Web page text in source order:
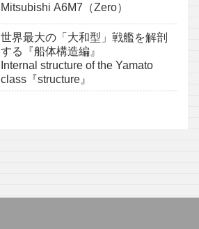
Mitsubishi A6M7（Zero）
世界最大の「大和型」戦艦を解剖
する『船体構造編』
Internal structure of the Yamato
class『structure』